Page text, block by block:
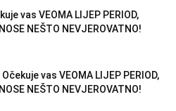
vas VEOMA LIJEP PERIOD,
NEŠTO NEVJEROVATNO!
vas VEOMA LIJEP PERIOD,
NEŠTO NEVJEROVATNO!